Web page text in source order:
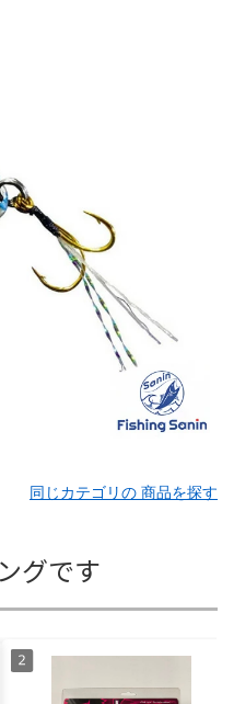
同じカテゴリの 商品を探す
グです